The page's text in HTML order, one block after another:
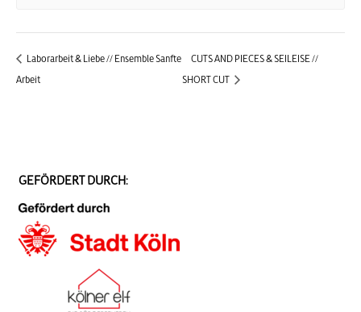
Laborarbeit & Liebe // Ensemble Sanfte
Arbeit
CUTS AND PIECES & SEILEISE //
SHORT CUT
GEFÖRDERT DURCH: